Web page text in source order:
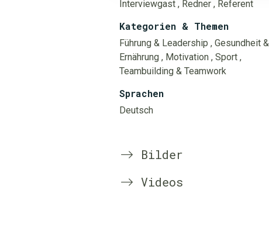
Interviewgast , Redner , Referent
Kategorien & Themen
Führung & Leadership , Gesundheit &
Ernährung , Motivation , Sport ,
Teambuilding & Teamwork
Sprachen
Deutsch
Bilder
Videos